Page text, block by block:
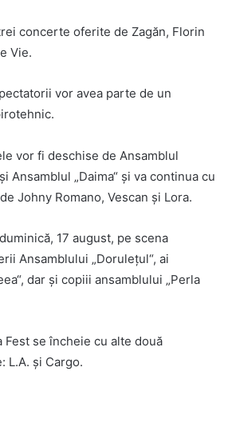
concerte oferite de Zagăn, Florin
Vie.
vor avea parte de un
vor fi deschise de Ansamblul
Ansamblul „Daima“ și va continua cu
Johny Romano, Vescan și Lora.
17 august, pe scena
Ansamblului „Dorulețul“, ai
dar și copiii ansamblului „Perla
Fest se încheie cu alte două
L.A. și Cargo.